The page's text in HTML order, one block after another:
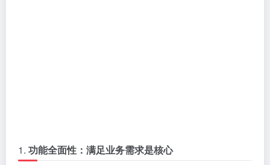
1. 功能全面性：满足业务需求是核心